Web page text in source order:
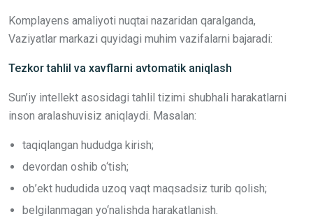
Komplayens amaliyoti nuqtai nazaridan qaralganda,
Vaziyatlar markazi quyidagi muhim vazifalarni bajaradi:
Tezkor tahlil va xavflarni avtomatik aniqlash
Sun’iy intellekt asosidagi tahlil tizimi shubhali harakatlarni
inson aralashuvisiz aniqlaydi. Masalan:
taqiqlangan hududga kirish;
devordan oshib o‘tish;
ob’ekt hududida uzoq vaqt maqsadsiz turib qolish;
belgilanmagan yo‘nalishda harakatlanish.